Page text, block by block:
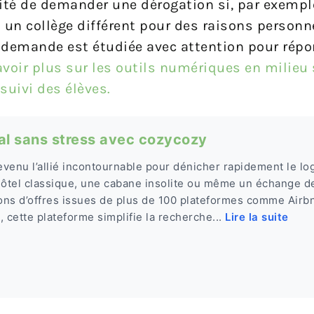
de demander une dérogation si, par
collège différent pour des raisons
est étudiée avec attention pour
plus sur les outils numériques en milieu
des élèves.
sans stress avec cozycozy
l’allié incontournable pour dénicher rapidement le
classique, une cabane insolite ou même un échange
d’offres issues de plus de 100 plateformes comme
cette plateforme simplifie la recherche... Lire la suite